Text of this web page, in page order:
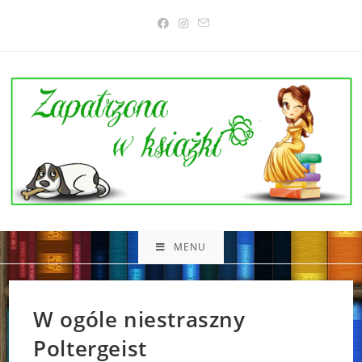
MENU
W ogóle niestraszny
Poltergeist